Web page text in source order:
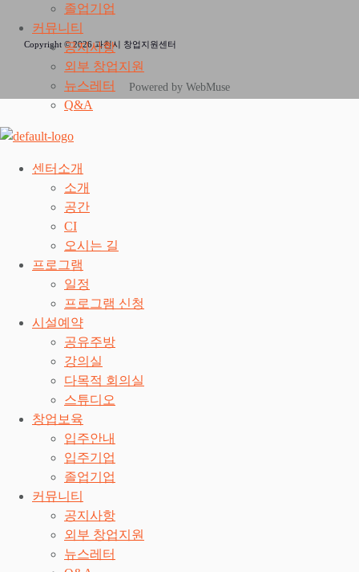
졸업기업
커뮤니티
공지사항
외부 창업지원
뉴스레터
Q&A
센터소개
소개
공간
CI
오시는 길
프로그램
일정
프로그램 신청
시설예약
공유주방
강의실
다목적 회의실
스튜디오
창업보육
입주안내
입주기업
졸업기업
커뮤니티
공지사항
외부 창업지원
뉴스레터
Copyright © 2026 과천시 창업지원센터
Powered by WebMuse